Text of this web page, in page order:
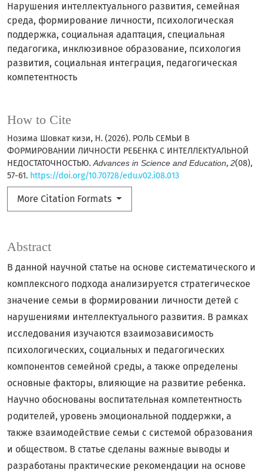
Нарушения интеллектуального развития, семейная
среда, формирование личности, психологическая
поддержка, социальная адаптация, специальная
педагогика, инклюзивное образование, психология
развития, социальная интеграция, педагогическая
компетентность
How to Cite
Нозима Шовкат кизи, Н. (2026). РОЛЬ СЕМЬИ В
ФОРМИРОВАНИИ ЛИЧНОСТИ РЕБЕНКА С ИНТЕЛЛЕКТУАЛЬНОЙ
НЕДОСТАТОЧНОСТЬЮ.Advances in Science and Education, 2(08),
57-61. https://doi.org/10.70728/edu.v02.i08.013
More Citation Formats
Abstract
В данной научной статье на основе систематического и
комплексного подхода анализируется стратегическое
значение семьи в формировании личности детей с
нарушениями интеллектуального развития. В рамках
исследования изучаются взаимозависимость
психологических, социальных и педагогических
компонентов семейной среды, а также определены
основные факторы, влияющие на развитие ребенка.
Научно обоснованы воспитательная компетентность
родителей, уровень эмоциональной поддержки, а
также взаимодействие семьи с системой образования
и обществом. В статье сделаны важные выводы и
разработаны практические рекомендации на основе